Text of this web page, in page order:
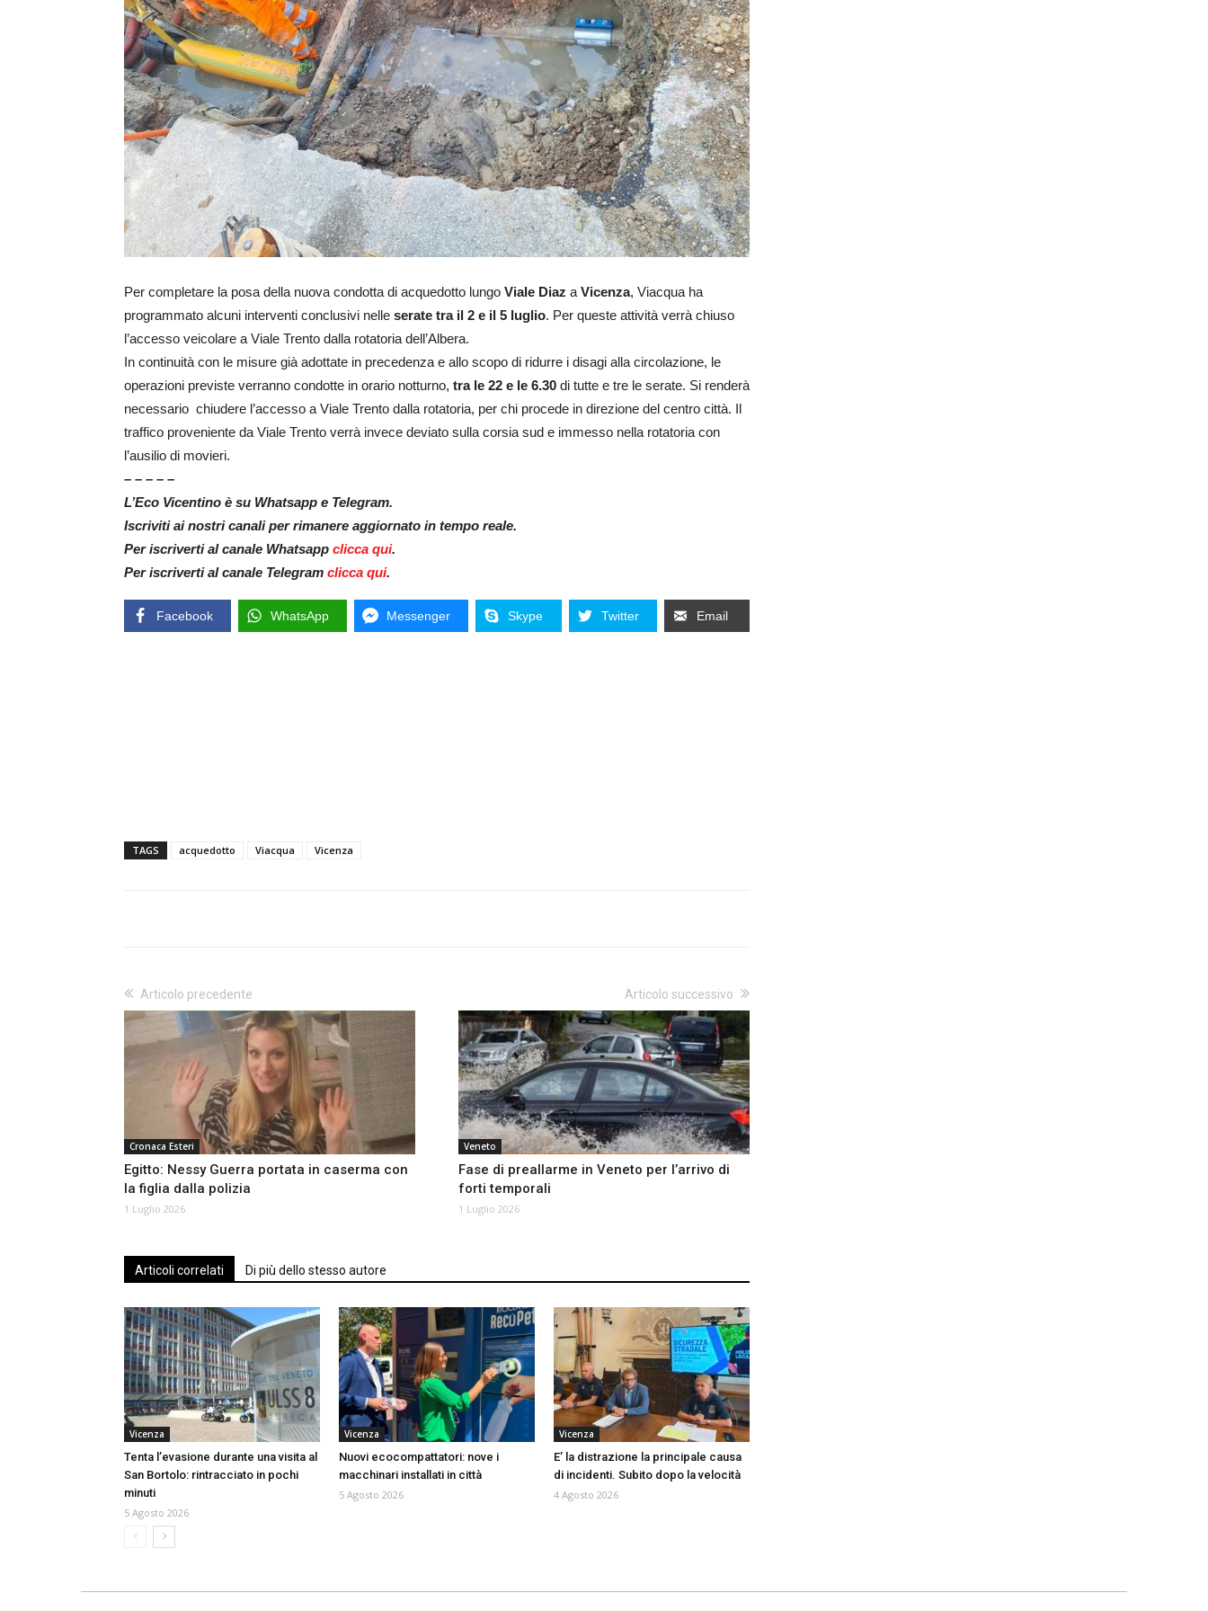
Per completare la posa della nuova condotta di acquedotto lungo Viale Diaz a Vicenza, Viacqua ha
programmato alcuni interventi conclusivi nelle serate tra il 2 e il 5 luglio. Per queste attività verrà chiuso
l’accesso veicolare a Viale Trento dalla rotatoria dell’Albera.
In continuità con le misure già adottate in precedenza e allo scopo di ridurre i disagi alla circolazione, le
operazioni previste verranno condotte in orario notturno, tra le 22 e le 6.30 di tutte e tre le serate. Si renderà
necessario chiudere l’accesso a Viale Trento dalla rotatoria, per chi procede in direzione del centro città. Il
traffico proveniente da Viale Trento verrà invece deviato sulla corsia sud e immesso nella rotatoria con
l’ausilio di movieri.
– – – – –
L’Eco Vicentino è su Whatsapp e Telegram.
Iscriviti ai nostri canali per rimanere aggiornato in tempo reale.
Per iscriverti al canale Whatsapp clicca qui.
Per iscriverti al canale Telegram clicca qui.
Facebook WhatsApp Messenger Skype Twitter Email
TAGS acquedotto Viacqua Vicenza
Articolo precedente
Cronaca Esteri
Egitto: Nessy Guerra portata in caserma con
la figlia dalla polizia
1 Luglio 2026
Articolo successivo
Veneto
Fase di preallarme in Veneto per l’arrivo di
forti temporali
1 Luglio 2026
Articoli correlati Di più dello stesso autore
Vicenza
Tenta l’evasione durante una visita al
San Bortolo: rintracciato in pochi
minuti
5 Agosto 2026
Vicenza
Nuovi ecocompattatori: nove i
macchinari installati in città
5 Agosto 2026
Vicenza
E’ la distrazione la principale causa
di incidenti. Subito dopo la velocità
4 Agosto 2026